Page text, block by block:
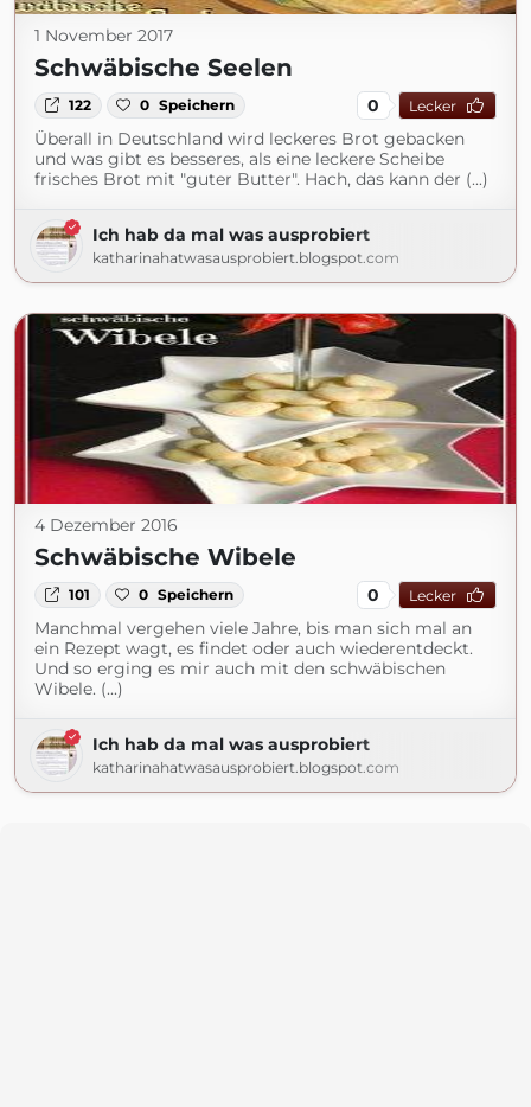
1 November 2017
Schwäbische Seelen
122 0 Speichern 0 Lecker
Überall in Deutschland wird leckeres Brot gebacken
und was gibt es besseres, als eine leckere Scheibe
frisches Brot mit "guter Butter". Hach, das kann der (...)
Ich hab da mal was ausprobiert
katharinahatwasausprobiert.blogspot.com
4 Dezember 2016
Schwäbische Wibele
101 0 Speichern 0 Lecker
Manchmal vergehen viele Jahre, bis man sich mal an
ein Rezept wagt, es findet oder auch wiederentdeckt.
Und so erging es mir auch mit den schwäbischen
Wibele. (...)
Ich hab da mal was ausprobiert
katharinahatwasausprobiert.blogspot.com